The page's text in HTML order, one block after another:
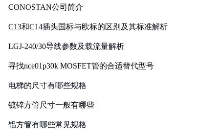
CONOSTAN公司简介
C13和C14插头国标与欧标的区别及其标准解析
LGJ-240/30导线参数及载流量解析
寻找nce01p30k MOSFET管的合适替代型号
电梯的尺寸有哪些规格
镀锌方管尺寸一般有哪些
铝方管有哪些常见规格